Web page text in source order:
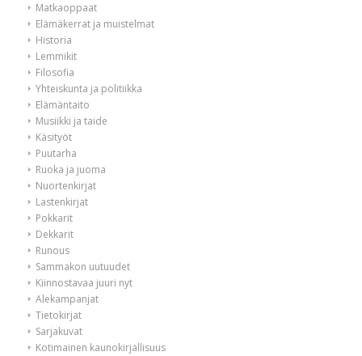
Matkaoppaat
Elämäkerrat ja muistelmat
Historia
Lemmikit
Filosofia
Yhteiskunta ja politiikka
Elämäntaito
Musiikki ja taide
Käsityöt
Puutarha
Ruoka ja juoma
Nuortenkirjat
Lastenkirjat
Pokkarit
Dekkarit
Runous
Sammakon uutuudet
Kiinnostavaa juuri nyt
Alekampanjat
Tietokirjat
Sarjakuvat
Kotimainen kaunokirjallisuus